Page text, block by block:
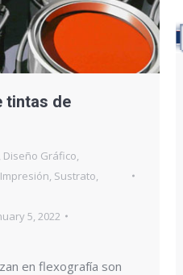
tintas de
Diseño Gráfico,
, Sustrato,
5, 2022
en flexografía son